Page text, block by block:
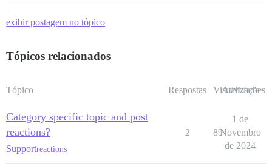
exibir postagem no tópico
Tópicos relacionados
Tópico Respostas Visualizações
Atividade
Category specific topic and post
reactions?
Supportreactions
2 89
1 de
Novembro
de 2024